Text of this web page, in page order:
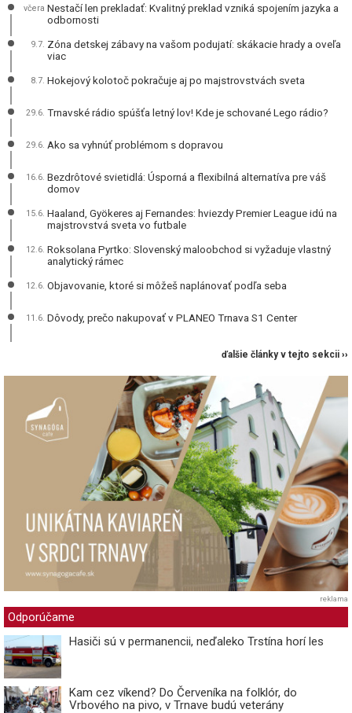
včera Nestačí len prekladať: Kvalitný preklad vzniká spojením jazyka a
odbornosti
9.7. Zóna detskej zábavy na vašom podujatí: skákacie hrady a oveľa
viac
8.7. Hokejový kolotoč pokračuje aj po majstrovstvách sveta
29.6. Trnavské rádio spúšťa letný lov! Kde je schované Lego rádio?
29.6. Ako sa vyhnúť problémom s dopravou
16.6. Bezdrôtové svietidlá: Úsporná a flexibilná alternatíva pre váš
domov
15.6. Haaland, Gyökeres aj Fernandes: hviezdy Premier League idú na
majstrovstvá sveta vo futbale
12.6. Roksolana Pyrtko: Slovenský maloobchod si vyžaduje vlastný
analytický rámec
12.6. Objavovanie, ktoré si môžeš naplánovať podľa seba
11.6. Dôvody, prečo nakupovať v PLANEO Trnava S1 Center
ďalšie články v tejto sekcii ››
reklama
Odporúčame
Hasiči sú v permanencii, neďaleko Trstína horí les
Kam cez víkend? Do Červeníka na folklór, do
Vrbového na pivo, v Trnave budú veterány